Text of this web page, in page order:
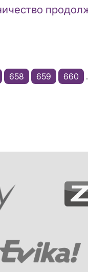
Page
658 Page
659 Page
660